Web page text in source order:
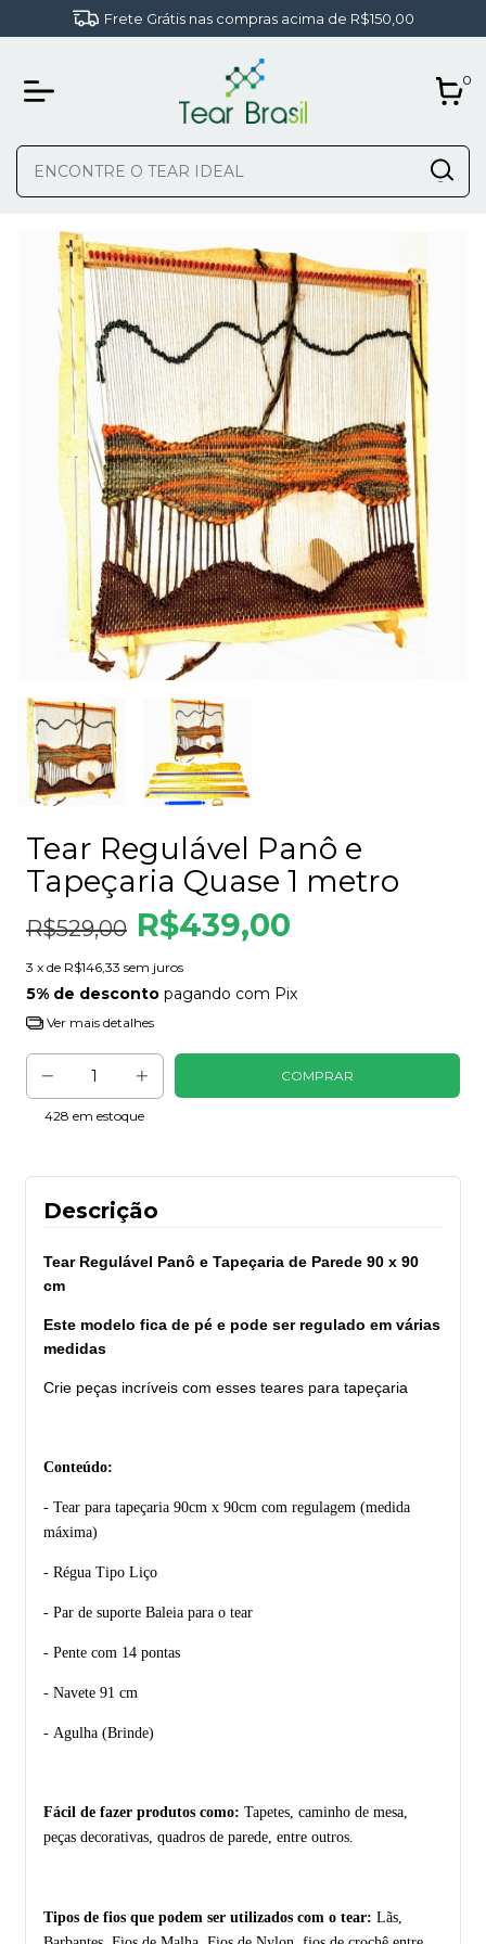
Frete Grátis nas compras acima de R$150,00
0
Tear Regulável Panô e
Tapeçaria Quase 1 metro
R$529,00 R$439,00
3 x de R$146,33 sem juros
5% de desconto pagando com Pix
Ver mais detalhes
428 em estoque
Descrição
Tear Regulável Panô e Tapeçaria de Parede 90 x 90
cm
Este modelo fica de pé e pode ser regulado em várias
medidas
Crie peças incríveis com esses teares para tapeçaria
Conteúdo:
- Tear para tapeçaria 90cm x 90cm com regulagem (medida
máxima)
- Régua Tipo Liço
- Par de suporte Baleia para o tear
- Pente com 14 pontas
- Navete 91 cm
- Agulha (Brinde)
Fácil de fazer produtos como: Tapetes, caminho de mesa,
peças decorativas, quadros de parede, entre outros.
Tipos de fios que podem ser utilizados com o tear: Lãs,